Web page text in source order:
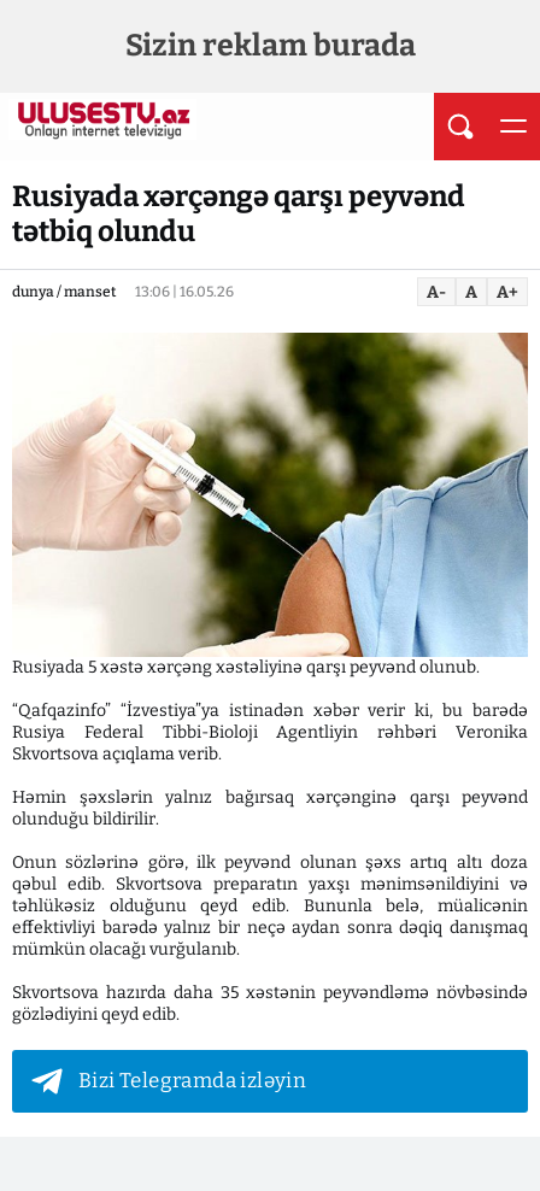
Sizin reklam burada
Rusiyada xərçəngə qarşı peyvənd
tətbiq olundu
dunya / manset 13:06 | 16.05.26 A- A A+
Rusiyada 5 xəstə xərçəng xəstəliyinə qarşı peyvənd olunub.
“Qafqazinfo” “İzvestiya”ya istinadən xəbər verir ki, bu barədə
Rusiya Federal Tibbi-Bioloji Agentliyin rəhbəri Veronika
Skvortsova açıqlama verib.
Həmin şəxslərin yalnız bağırsaq xərçənginə qarşı peyvənd
olunduğu bildirilir.
Onun sözlərinə görə, ilk peyvənd olunan şəxs artıq altı doza
qəbul edib. Skvortsova preparatın yaxşı mənimsənildiyini və
təhlükəsiz olduğunu qeyd edib. Bununla belə, müalicənin
effektivliyi barədə yalnız bir neçə aydan sonra dəqiq danışmaq
mümkün olacağı vurğulanıb.
Skvortsova hazırda daha 35 xəstənin peyvəndləmə növbəsində
gözlədiyini qeyd edib.
Bizi Telegramda izləyin